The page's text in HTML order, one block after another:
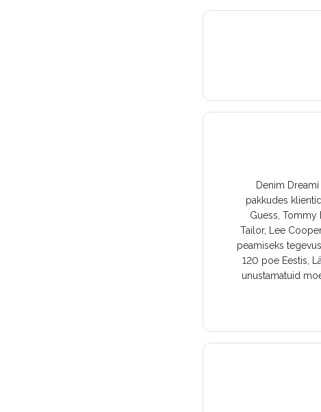
Denim
pakkudes
Guess, Tommy
Tailor, Lee
peamiseks
120 poe Eestis,
unustamatuid